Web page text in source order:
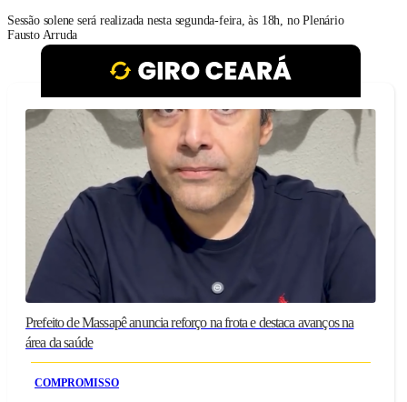
Sessão solene será realizada nesta segunda-feira, às 18h, no Plenário
Fausto Arruda
Prefeito de Massapê anuncia reforço na frota e destaca avanços na
área da saúde
COMPROMISSO